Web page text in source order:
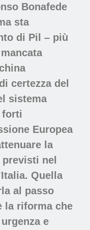
Bonafede
sta
di Pil – più
certezza del
sistema
forti
Europea
la
nel
Quella
al passo
la riforma che
e